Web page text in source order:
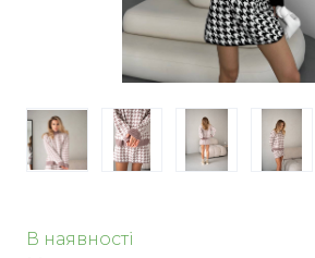
В наявності